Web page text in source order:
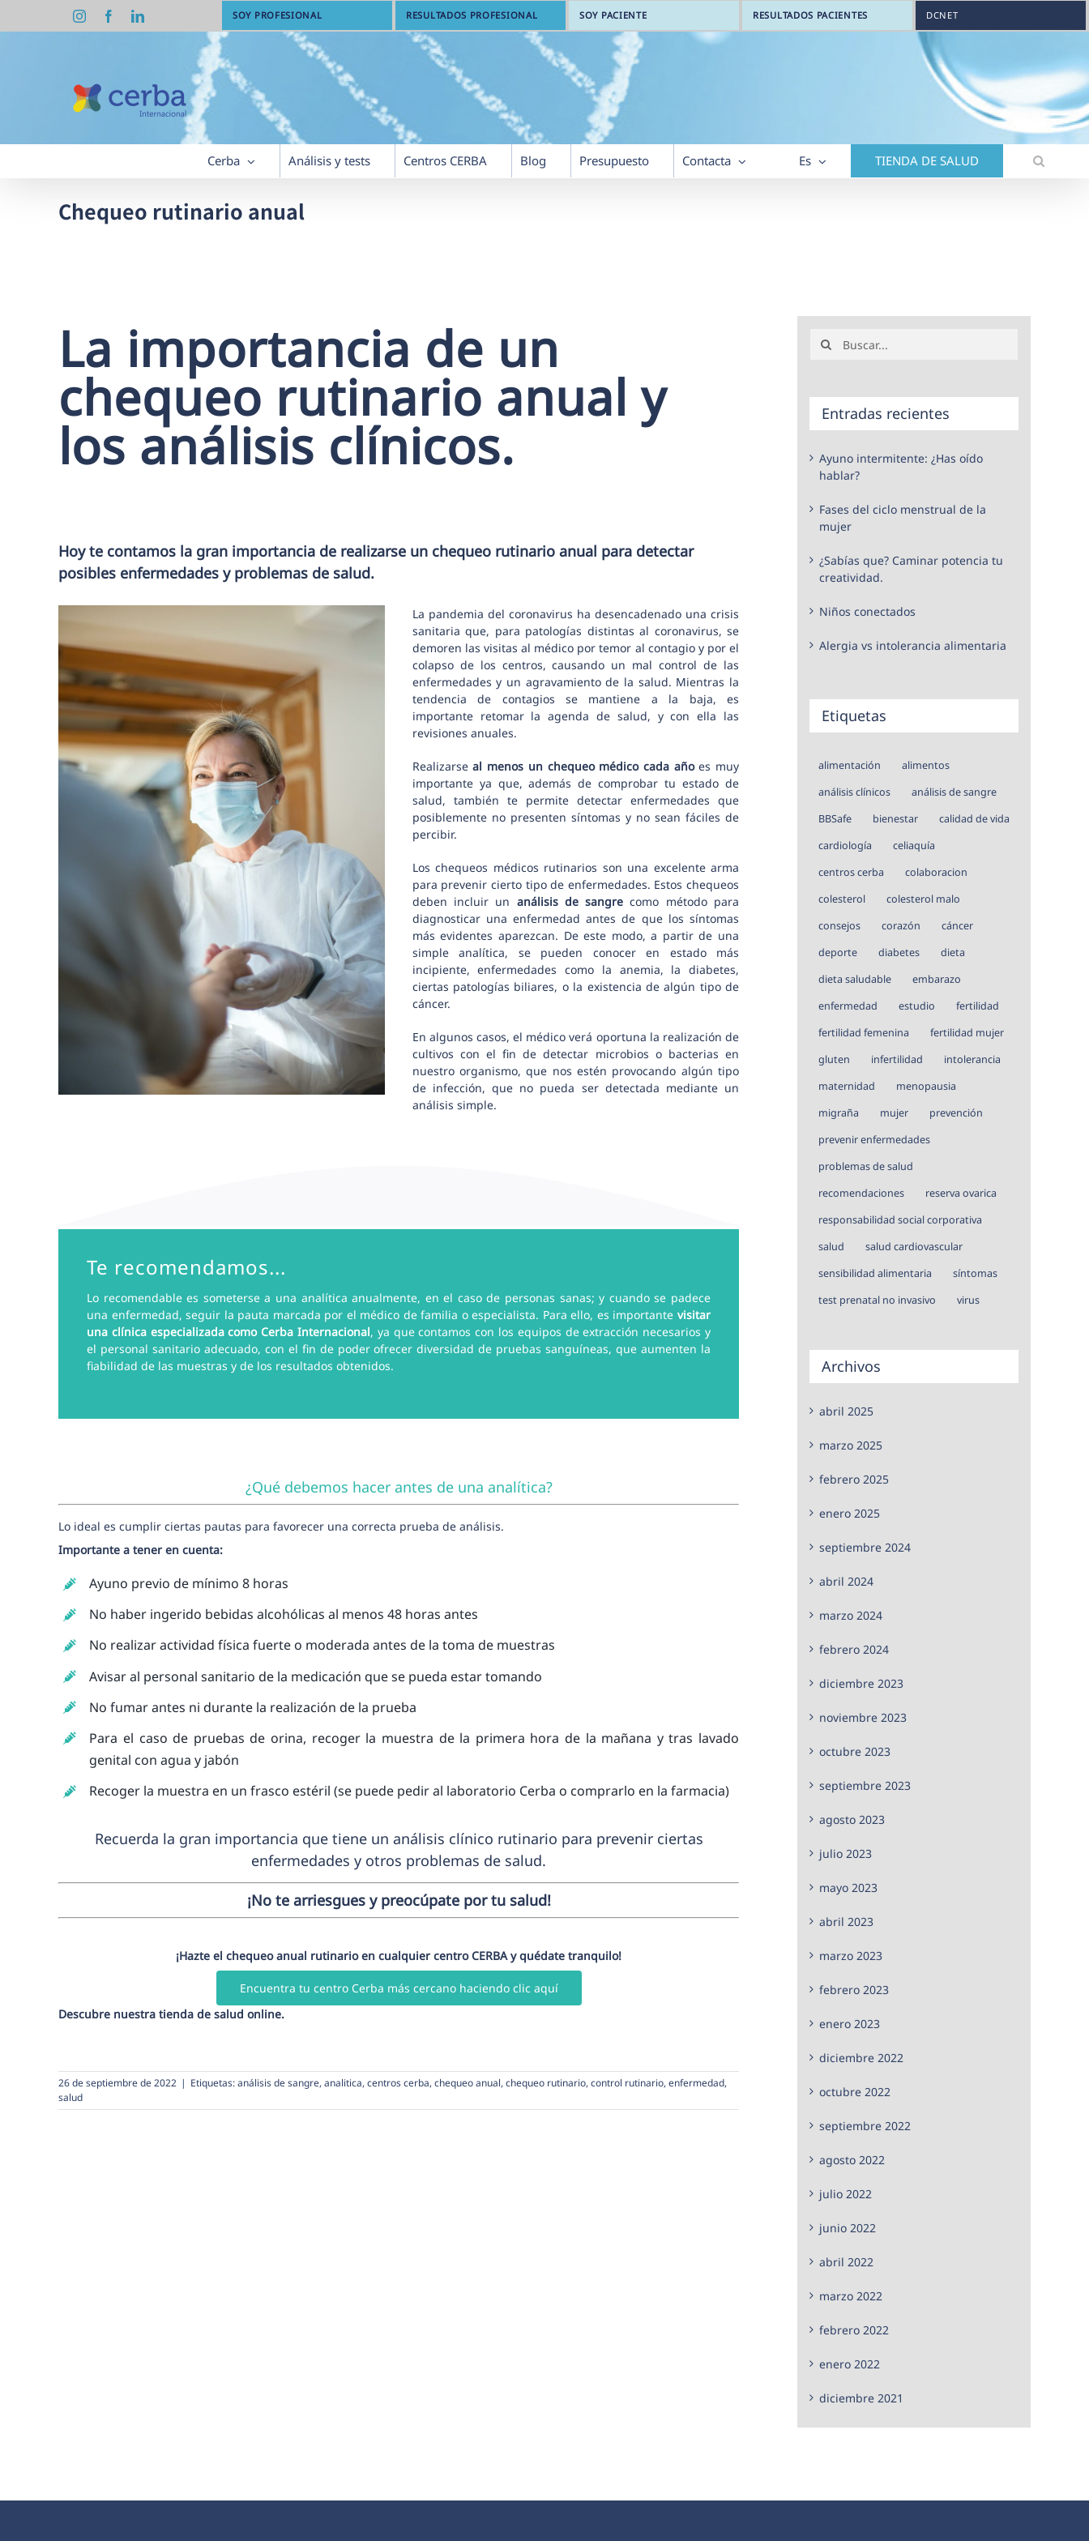
InstagramFacebookLinkedIn SOY PROFESIONAL RESULTADOS PROFESIONAL SOY PACIENTE RESULTADOS PACIENTES DCNET
Cerba Análisis y tests Centros CERBA Blog Presupuesto Contacta Es TIENDA DE SALUD
Chequeo rutinario anual
La importancia de un
chequeo rutinario anual y
los análisis clínicos.
Hoy te contamos la gran importancia de realizarse un chequeo rutinario anual para detectar
posibles enfermedades y problemas de salud.
La pandemia del coronavirus ha desencadenado una crisis
sanitaria que, para patologías distintas al coronavirus, se
demoren las visitas al médico por temor al contagio y por el
colapso de los centros, causando un mal control de las
enfermedades y un agravamiento de la salud. Mientras la
tendencia de contagios se mantiene a la baja, es
importante retomar la agenda de salud, y con ella las
revisiones anuales.
Realizarseal menos un chequeo médico cada añoes muy
importante ya que, además de comprobar tu estado de
salud, también te permite detectar enfermedades que
posiblemente no presenten síntomas y no sean fáciles de
percibir.
Los chequeos médicos rutinarios son una excelente arma
para prevenir cierto tipo de enfermedades. Estos chequeos
deben incluir un análisis de sangre como método para
diagnosticar una enfermedad antes de que los síntomas
más evidentes aparezcan. De este modo, a partir de una
simple analítica, se pueden conocer en estado más
incipiente, enfermedades como la anemia, la diabetes,
ciertas patologías biliares, o la existencia de algún tipo de
cáncer.
En algunos casos, el médico verá oportuna la realización de
cultivos con el fin de detectar microbios o bacterias en
nuestro organismo, que nos estén provocando algún tipo
de infección, que no pueda ser detectada mediante un
análisis simple.
Te recomendamos...
Lo recomendable es someterse a una analítica anualmente, en el caso de personas sanas; y cuando se padece
una enfermedad, seguir la pauta marcada por el médico de familia o especialista. Para ello, es importantevisitar
una clínica especializada como Cerba Internacional, ya que contamos con los equipos de extracción necesarios y
el personal sanitario adecuado, con el fin de poder ofrecer diversidad de pruebas sanguíneas, que aumenten la
fiabilidad de las muestras y de los resultados obtenidos.
¿Qué debemos hacer antes de una analítica?
Lo ideal es cumplir ciertas pautas para favorecer una correcta prueba de análisis.
Importante a tener en cuenta:
Ayuno previo de mínimo 8 horas
No haber ingerido bebidas alcohólicas al menos 48 horas antes
No realizar actividad física fuerte o moderada antes de la toma de muestras
Avisar al personal sanitario de la medicación que se pueda estar tomando
No fumar antes ni durante la realización de la prueba
Para el caso de pruebas de orina, recoger la muestra de la primera hora de la mañana y tras lavado
genital con agua y jabón
Recoger la muestra en un frasco estéril (se puede pedir al laboratorio Cerba o comprarlo en la farmacia)
Recuerda la gran importancia que tiene un análisis clínico rutinario para prevenir ciertas
enfermedades y otros problemas de salud.
¡No te arriesgues y preocúpate por tu salud!
¡Hazte el chequeo anual rutinario en cualquier centro CERBA y quédate tranquilo!
Encuentra tu centro Cerba más cercano haciendo clic aquí
Descubre nuestra tienda de salud online.
26 de septiembre de 2022 | Etiquetas:análisis de sangre, analitica, centros cerba, chequeo anual, chequeo rutinario, control rutinario, enfermedad,
salud
Buscar:
Entradas recientes
Ayuno intermitente: ¿Has oído
hablar?
Fases del ciclo menstrual de la
mujer
¿Sabías que? Caminar potencia tu
creatividad.
Niños conectados
Alergia vs intolerancia alimentaria
Etiquetas
alimentación
alimentos
análisis clínicos
análisis de sangre
BBSafe
bienestar
calidad de vida
cardiología
celiaquía
centros cerba
colaboracion
colesterol
colesterol malo
consejos
corazón
cáncer
deporte
diabetes
dieta
dieta saludable
embarazo
enfermedad
estudio
fertilidad
fertilidad femenina
fertilidad mujer
gluten
infertilidad
intolerancia
maternidad
menopausia
migraña
mujer
prevención
prevenir enfermedades
problemas de salud
recomendaciones
reserva ovarica
responsabilidad social corporativa
salud
salud cardiovascular
sensibilidad alimentaria
síntomas
test prenatal no invasivo
virus
Archivos
abril 2025
marzo 2025
febrero 2025
enero 2025
septiembre 2024
abril 2024
marzo 2024
febrero 2024
diciembre 2023
noviembre 2023
octubre 2023
septiembre 2023
agosto 2023
julio 2023
mayo 2023
abril 2023
marzo 2023
febrero 2023
enero 2023
diciembre 2022
octubre 2022
septiembre 2022
agosto 2022
julio 2022
junio 2022
abril 2022
marzo 2022
febrero 2022
enero 2022
diciembre 2021